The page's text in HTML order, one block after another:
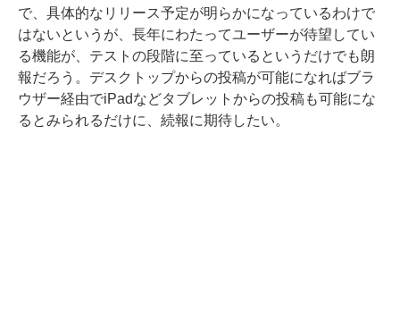
で、具体的なリリース予定が明らかになっているわけで
はないというが、長年にわたってユーザーが待望してい
る機能が、テストの段階に至っているというだけでも朗
報だろう。デスクトップからの投稿が可能になればブラ
ウザー経由でiPadなどタブレットからの投稿も可能にな
るとみられるだけに、続報に期待したい。